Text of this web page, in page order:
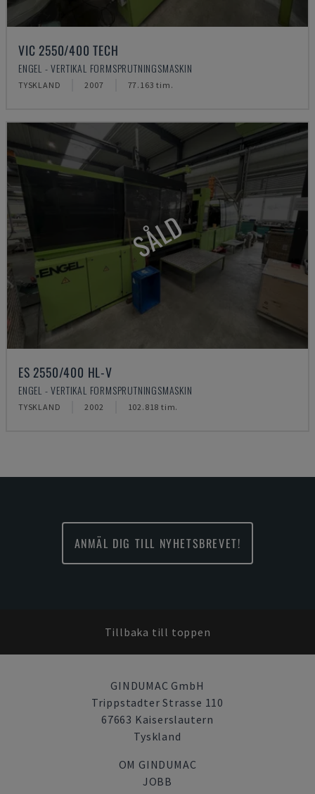
VIC 2550/400 TECH
ENGEL - VERTIKAL FORMSPRUTNINGSMASKIN
TYSKLAND 2007 77.163 tim.
SÅLD
ES 2550/400 HL-V
ENGEL - VERTIKAL FORMSPRUTNINGSMASKIN
TYSKLAND 2002 102.818 tim.
ANMÄL DIG TILL NYHETSBREVET!
Tillbaka till toppen
GINDUMAC GmbH
Trippstadter Strasse 110
67663 Kaiserslautern
Tyskland
OM GINDUMAC
JOBB